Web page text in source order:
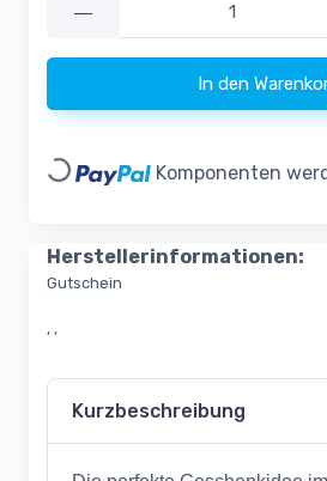
—
In den
Loading... Komponenten
Herstellerinformationen:
Gutschein
, ,
Kurzbeschreibung